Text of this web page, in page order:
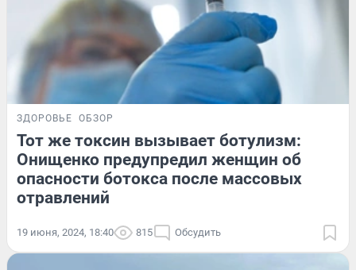
ЗДОРОВЬЕ ОБЗОР
Тот же токсин вызывает ботулизм:
Онищенко предупредил женщин об
опасности ботокса после массовых
отравлений
19 июня, 2024, 18:40 815 Обсудить